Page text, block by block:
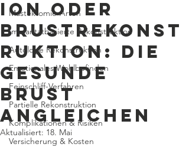
Mastektomie-Arten
Implantatbasierte Rekonstruktion
Autologe Rekonstruktion
Emotionales Wohlbefinden
Feinschliff-Verfahren
Partielle Rekonstruktion
Komplikationen & Risiken
Versicherung & Kosten
ion oder
Brustrekonst
ruktion: die
gesunde
Brust
angleichen
Aktualisiert: 18. Mai